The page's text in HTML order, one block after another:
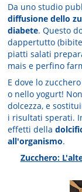
Da uno studio
diffusione dello
diabete. Questo
dappertutto
piatti salati
mais e perfino
E dove lo
o nello yogurt!
dolcezza, e
i risultati sperati.
effetti della
all'organismo.
Zucchero: